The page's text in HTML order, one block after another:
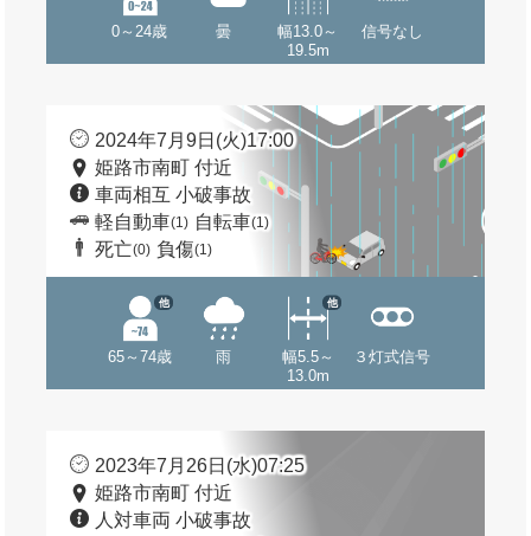
0～24歳 曇
幅13.0～
19.5m
信号なし
2024年7月9日(火)17:00
姫路市南町 付近
車両相互 小破事故
軽自動車(1) 自転車(1)
死亡(0) 負傷(1)
65～74歳
他
雨
幅5.5～
13.0m
他
３灯式信号
2023年7月26日(水)07:25
姫路市南町 付近
人対車両 小破事故